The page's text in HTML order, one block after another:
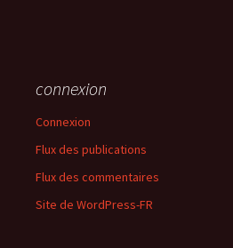
connexion
Connexion
Flux des publications
Flux des commentaires
Site de WordPress-FR